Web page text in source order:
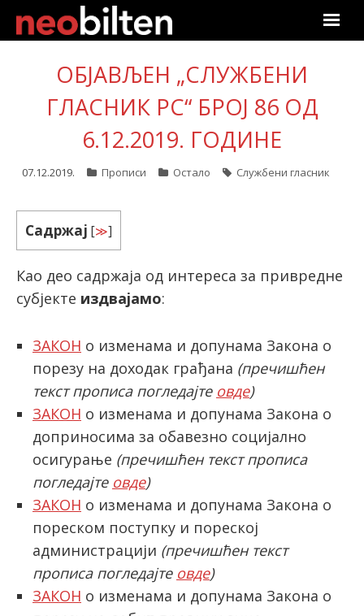
Почетна
Претрага
Актуелно
Подаци
Линкови
Претплата
Пријава
latinica
ОБЈАВЉЕН „СЛУЖБЕНИ
ГЛАСНИК РС“ БРОЈ 86 ОД
6.12.2019. ГОДИНЕ
07.12.2019. Прописи Остало Службени гласник
Садржај [≫]
Као део садржаја од интереса за привредне
субјекте издвајамо:
ЗАКОН о изменама и допунама Закона о
порезу на доходак грађана (пречишћен
текст прописа погледајте овде)
ЗАКОН о изменама и допунама Закона о
доприносима за обавезно социјално
осигурање (пречишћен текст прописа
погледајте овде)
ЗАКОН о изменама и допунама Закона о
пореском поступку и пореској
администрацији (пречишћен текст
прописа погледајте овде)
ЗАКОН о изменама и допунама Закона о